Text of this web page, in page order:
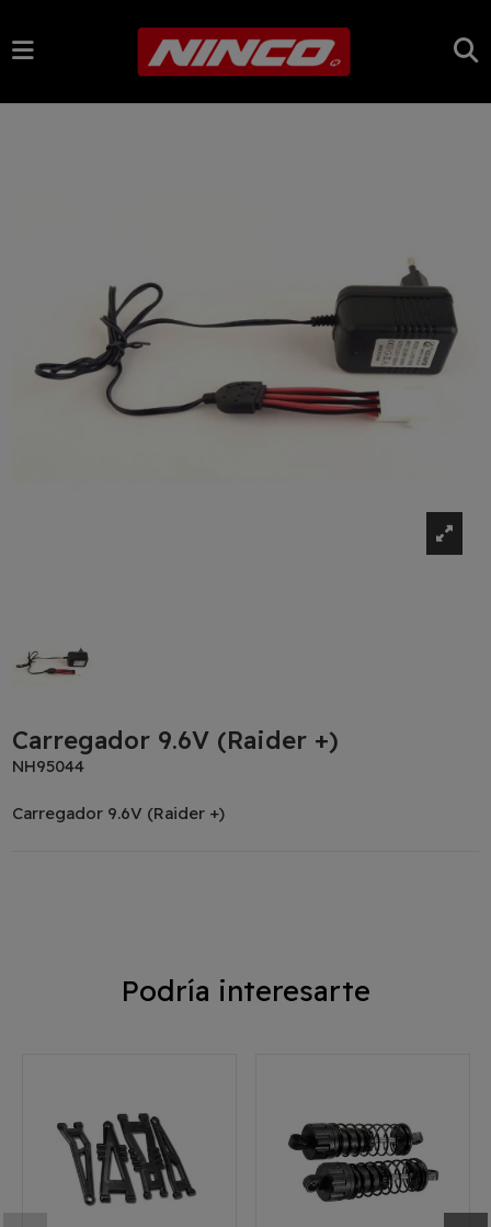
Carregador 9.6V (Raider +)
NH95044
Carregador 9.6V (Raider +)
Podría interesarte